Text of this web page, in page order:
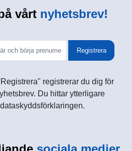
vårtnyhetsbrev!
Registrera
registrerar du dig för
Du hittar ytterligare